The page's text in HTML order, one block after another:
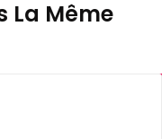
La Même